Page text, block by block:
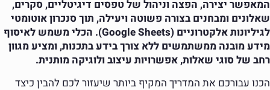
המאפשר יצירה, הפצה וניהול של טפסים דיגיטליים, סקרים,
שאלונים ומבחנים בצורה פשוטה ויעילה, תוך סנכרון אוטומטי
לגיליונות אלקטרוניים (Google Sheets). הכלי משמש לאיסוף
מידע מובנה ממשתמשים ללא צורך בידע בתכנות, ומציע מגוון
רחב של סוגי שאלות, אפשרויות עיצוב ולוגיקה מותנית.
הכנו עבורכם את המדריך המקיף ביותר שיעזור לכם להבין כיצד